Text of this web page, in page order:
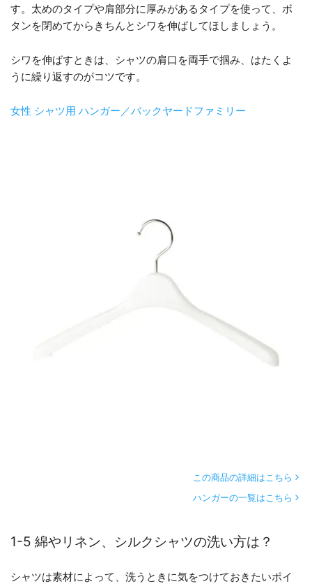
す。太めのタイプや肩部分に厚みがあるタイプを使って、ボ
タンを閉めてからきちんとシワを伸ばしてほしましょう。
シワを伸ばすときは、シャツの肩口を両手で掴み、はたくよ
うに繰り返すのがコツです。
女性 シャツ用 ハンガー／バックヤードファミリー
この商品の詳細はこちら
ハンガーの一覧はこちら
1-5 綿やリネン、シルクシャツの洗い方は？
シャツは素材によって、洗うときに気をつけておきたいポイ